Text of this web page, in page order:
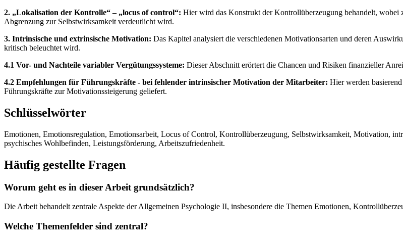
2. „Lokalisation der Kontrolle“ – „locus of control“: Hier wird das Konstrukt der Kontrollüberzeugung behandelt, wobei
Abgrenzung zur Selbstwirksamkeit verdeutlicht wird.
3. Intrinsische und extrinsische Motivation: Das Kapitel analysiert die verschiedenen Motivationsarten und deren
kritisch beleuchtet wird.
4.1 Vor- und Nachteile variabler Vergütungssysteme: Dieser Abschnitt erörtert die Chancen und Risiken finanzieller
4.2 Empfehlungen für Führungskräfte - bei fehlender intrinsischer Motivation der Mitarbeiter: Hier werden
Führungskräfte zur Motivationssteigerung geliefert.
Schlüsselwörter
Emotionen, Emotionsregulation, Emotionsarbeit, Locus of Control, Kontrollüberzeugung, Selbstwirksamkeit, Motivation,
psychisches Wohlbefinden, Leistungsförderung, Arbeitszufriedenheit.
Häufig gestellte Fragen
Worum geht es in dieser Arbeit grundsätzlich?
Die Arbeit behandelt zentrale Aspekte der Allgemeinen Psychologie II, insbesondere die Themen Emotionen,
Welche Themenfelder sind zentral?